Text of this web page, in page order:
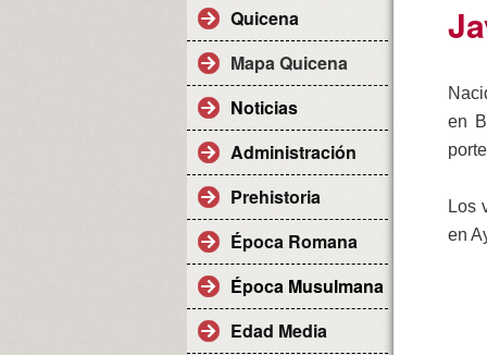
Quicena
Mapa Quicena
Noticias
Administración
Prehistoria
Época Romana
Época Musulmana
Edad Media
en
Los
en